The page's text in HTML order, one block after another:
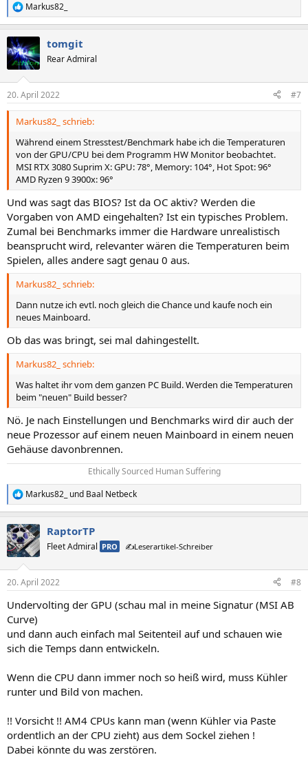
R
e
k
t
i
e
n
Markus82_
tomgit
Rear Admiral
20. April 2022 #7
Markus82_ schrieb:
Während einem Stresstest/Benchmark habe ich die Temperaturen
von der GPU/CPU bei dem Programm HW Monitor beobachtet.
MSI RTX 3080 Suprim X: GPU: 78°, Memory: 104°, Hot Spot: 96°
AMD Ryzen 9 3900x: 96°
Und was sagt das BIOS? Ist da OC aktiv? Werden die
Vorgaben von AMD eingehalten? Ist ein typisches Problem.
Zumal bei Benchmarks immer die Hardware unrealistisch
beansprucht wird, relevanter wären die Temperaturen beim
Spielen, alles andere sagt genau 0 aus.
Markus82_ schrieb:
Dann nutze ich evtl. noch gleich die Chance und kaufe noch ein
neues Mainboard.
Ob das was bringt, sei mal dahingestellt.
Markus82_ schrieb:
Was haltet ihr vom dem ganzen PC Build. Werden die Temperaturen
beim "neuen" Build besser?
Nö. Je nach Einstellungen und Benchmarks wird dir auch der
neue Prozessor auf einem neuen Mainboard in einem neuen
Gehäuse davonbrennen.
Ethically Sourced Human Suffering​
R
e
k
t
i
e
:
Markus82_ und Baal Netbeck
RaptorTP
Fleet Admiral PRO ✍️Leserartikel-Schreiber
20. April 2022 #8
Undervolting der GPU (schau mal in meine Signatur (MSI AB
Curve)
und dann auch einfach mal Seitenteil auf und schauen wie
sich die Temps dann entwickeln.
Wenn die CPU dann immer noch so heiß wird, muss Kühler
runter und Bild von machen.
!! Vorsicht !! AM4 CPUs kann man (wenn Kühler via Paste
ordentlich an der CPU zieht) aus dem Sockel ziehen !
Dabei könnte du was zerstören.